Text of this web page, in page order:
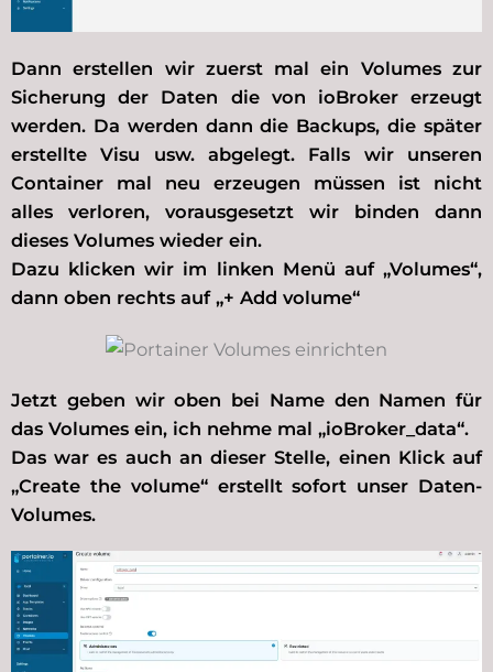
Dann erstellen wir zuerst mal ein Volumes zur
Sicherung der Daten die von ioBroker erzeugt
werden. Da werden dann die Backups, die später
erstellte Visu usw. abgelegt. Falls wir unseren
Container mal neu erzeugen müssen ist nicht
alles verloren, vorausgesetzt wir binden dann
dieses Volumes wieder ein.
Dazu klicken wir im linken Menü auf „Volumes“,
dann oben rechts auf „+ Add volume“
Jetzt geben wir oben bei Name den Namen für
das Volumes ein, ich nehme mal „ioBroker_data“.
Das war es auch an dieser Stelle, einen Klick auf
„Create the volume“ erstellt sofort unser Daten-
Volumes.